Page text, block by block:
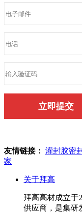
友情链接： 灌封胶密
家
关于拜高
拜高高材成立于
供应商，是集研